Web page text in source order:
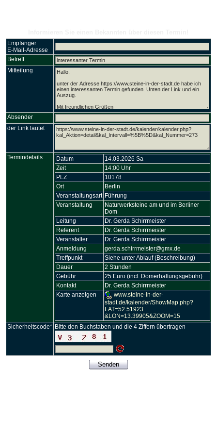
Empfänger
E-Mail-Adresse
Betreff
Mitteilung
Absender
der Link lautet
Termindetails Datum
14.03.2026 Sa
Zeit
14:00 Uhr
PLZ
10178
Ort
Berlin
Veranstaltungsart Führung
Veranstaltung
Naturwerksteine am und im Berliner
Dom
Leitung
Dr. Gerda Schirrmeister
Referent
Dr. Gerda Schirrmeister
Veranstalter
Dr. Gerda Schirrmeister
Anmeldung
gerda.schirrmeister@gmx.de
Treffpunkt
Siehe unter Ablauf (Beschreibung)
Dauer
2 Stunden
Gebühr
25 Euro (incl. Domerhaltungsgebühr)
Kontakt
Dr. Gerda Schirrmeister
Karte anzeigen
www.steine-in-der-
stadt.de/kalender/ShowMap.php?
LAT=52.51923
&LON=13.39905&ZOOM=15
Sicherheitscode* Bitte den Buchstaben und die 4 Ziffern übertragen